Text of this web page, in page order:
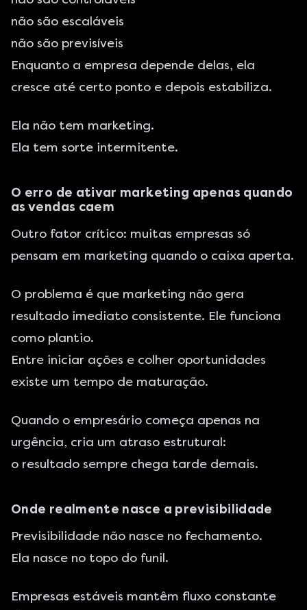
não são escaláveis
não são previsíveis
Enquanto a empresa depende delas, ela
cresce até certo ponto e depois estabiliza.
Ela não tem marketing.
Ela tem sorte intermitente.
O erro de ativar marketing apenas quando
as vendas caem
Outro fator crítico: muitas empresas só
pensam em marketing quando o caixa aperta.
O problema é que marketing não gera
resultado imediato consistente. Ele funciona
como plantio.
Entre iniciar ações e colher oportunidades
existe um tempo de maturação.
Quando o empresário começa apenas na
urgência, cria um atraso estrutural:
o resultado sempre chega tarde demais.
Onde realmente nasce a previsibilidade
Previsibilidade não nasce no fechamento.
Ela nasce no topo do funil.
Empresas estáveis mantêm fluxo constante